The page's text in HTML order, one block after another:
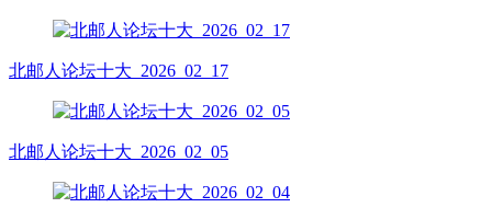
北邮人论坛十大_2026_02_17
北邮人论坛十大_2026_02_05